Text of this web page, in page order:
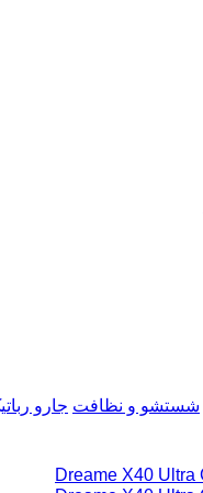
شستشو و نظافت جارو